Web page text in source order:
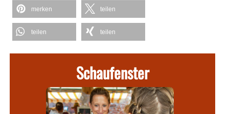
merken teilen
teilen teilen
Schaufenster